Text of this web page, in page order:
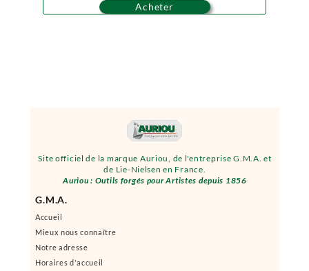
Site officiel de la marque Auriou, de l'entreprise G.M.A. et
de Lie-Nielsen en France.
Auriou : Outils forgés pour Artistes depuis 1856
G.M.A.
Accueil
Mieux nous connaître
Notre adresse
Horaires d'accueil
Acheter